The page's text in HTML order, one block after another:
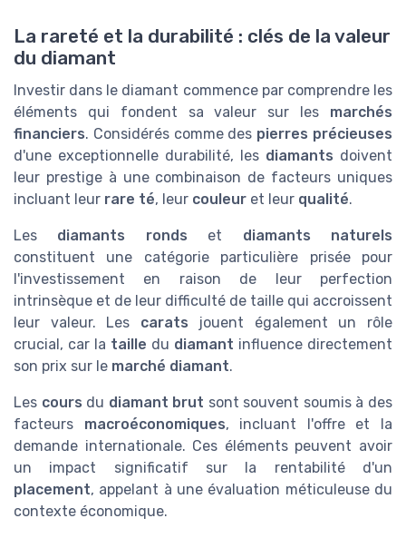
La rareté et la durabilité : clés de la valeur
du diamant
Investir dans le diamant commence par comprendre les
éléments qui fondent sa valeur sur les marchés
financiers. Considérés comme des pierres précieuses
d'une exceptionnelle durabilité, les diamants doivent
leur prestige à une combinaison de facteurs uniques
incluant leur rare té, leur couleur et leur qualité.
Les diamants ronds et diamants naturels
constituent une catégorie particulière prisée pour
l'investissement en raison de leur perfection
intrinsèque et de leur difficulté de taille qui accroissent
leur valeur. Les carats jouent également un rôle
crucial, car la taille du diamant influence directement
son prix sur le marché diamant.
Les cours du diamant brut sont souvent soumis à des
facteurs macroéconomiques, incluant l'offre et la
demande internationale. Ces éléments peuvent avoir
un impact significatif sur la rentabilité d'un
placement, appelant à une évaluation méticuleuse du
contexte économique.